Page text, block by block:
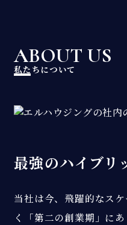
ABOUT US
私たちについて
最強のハイブリ
当社は今、飛躍的なス
く「第二の創業期」にあ